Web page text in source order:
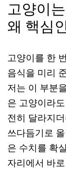
고양이
왜 핵심
고양이를 한
음식을 미리
저는 이 부분
은 고양이라
전히 달라지
쓰다듬기로
은 수치를 확
자리에서 바